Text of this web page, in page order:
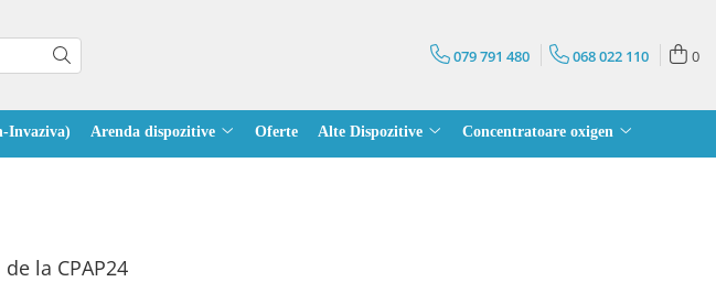
079 791 480 068 022 110 0
Invaziva) Arenda dispozitive Oferte Alte Dispozitive Concentratoare oxigen
la CPAP24